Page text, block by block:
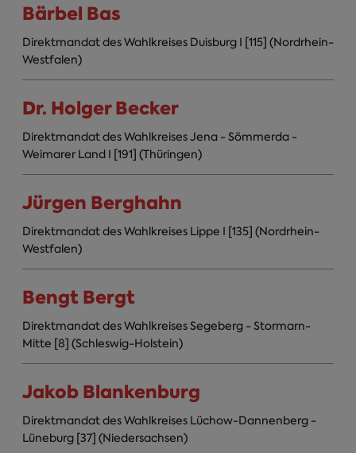
Bärbel Bas
Direktmandat des Wahlkreises Duisburg I [115] (Nordrhein-
Westfalen)
Dr. Holger Becker
Direktmandat des Wahlkreises Jena - Sömmerda -
Weimarer Land I [191] (Thüringen)
Jürgen Berghahn
Direktmandat des Wahlkreises Lippe I [135] (Nordrhein-
Westfalen)
Bengt Bergt
Direktmandat des Wahlkreises Segeberg - Stormarn-
Mitte [8] (Schleswig-Holstein)
Jakob Blankenburg
Direktmandat des Wahlkreises Lüchow-Dannenberg -
Lüneburg [37] (Niedersachsen)